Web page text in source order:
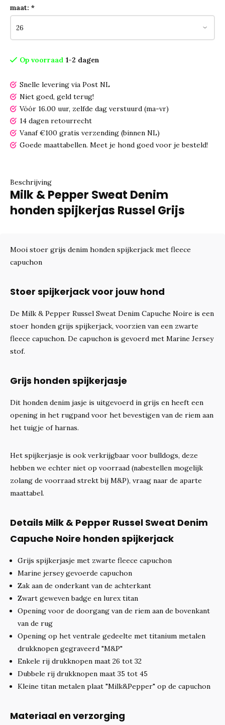
maat: *
Op voorraad 1-2 dagen
Snelle levering via Post NL
Niet goed, geld terug!
Vóór 16.00 uur, zelfde dag verstuurd (ma-vr)
14 dagen retourrecht
Vanaf €100 gratis verzending (binnen NL)
Goede maattabellen. Meet je hond goed voor je besteld!
Beschrijving
Milk & Pepper Sweat Denim
honden spijkerjas Russel Grijs
Mooi stoer grijs denim honden spijkerjack met fleece
capuchon
Stoer spijkerjack voor jouw hond
De Milk & Pepper Russel Sweat Denim Capuche Noire is een
stoer honden grijs spijkerjack, voorzien van een zwarte
fleece capuchon. De capuchon is gevoerd met Marine Jersey
stof.
Grijs honden spijkerjasje
Dit honden denim jasje is uitgevoerd in grijs en heeft een
opening in het rugpand voor het bevestigen van de riem aan
het tuigje of harnas.
Het spijkerjasje is ook verkrijgbaar voor bulldogs, deze
hebben we echter niet op voorraad (nabestellen mogelijk
zolang de voorraad strekt bij M&P), vraag naar de aparte
maattabel.
Details Milk & Pepper Russel Sweat Denim
Capuche Noire honden spijkerjack
Grijs spijkerjasje met zwarte fleece capuchon
Marine jersey gevoerde capuchon
Zak aan de onderkant van de achterkant
Zwart geweven badge en lurex titan
Opening voor de doorgang van de riem aan de bovenkant
van de rug
Opening op het ventrale gedeelte met titanium metalen
drukknopen gegraveerd "M&P"
Enkele rij drukknopen maat 26 tot 32
Dubbele rij drukknopen maat 35 tot 45
Kleine titan metalen plaat "Milk&Pepper" op de capuchon
Materiaal en verzorging